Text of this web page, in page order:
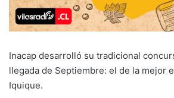
Inacap desarrolló su tradicional
llegada de Septiembre: el de la mejor
Iquique.